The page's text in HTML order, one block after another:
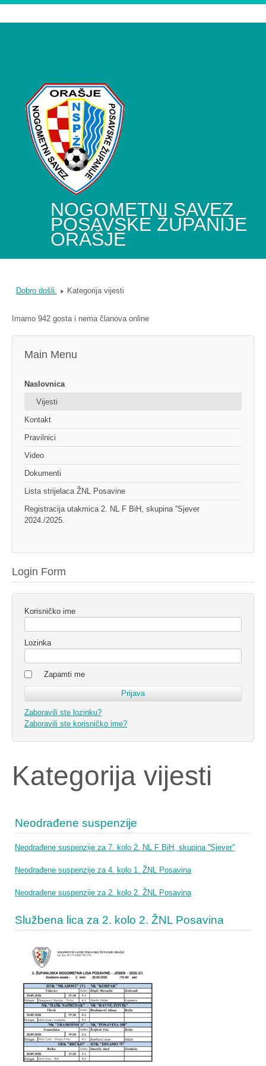
NOGOMETNI SAVEZ
POSAVSKE ŽUPANIJE
ORAŠJE
Dobro došli. Kategorija vijesti
Imamo 942 gosta i nema članova online
Main Menu
Naslovnica
Vijesti
Kontakt
Pravilnici
Video
Dokumenti
Lista strijelaca ŽNL Posavine
Registracija utakmica 2. NL F BiH, skupina ''Sjever
2024./2025.
Login Form
Korisničko ime
Lozinka
Zapamti me
Zaboravili ste lozinku?
Zaboravili ste korisničko ime?
Kategorija vijesti
Neodrađene suspenzije
Neodrađene suspenzije za 7. kolo 2. NL F BiH, skupina ''Sjever''
Neodrađene suspenzije za 4. kolo 1. ŽNL Posavina
Neodrađene suspenzije za 2. kolo 2. ŽNL Posavina
Službena lica za 2. kolo 2. ŽNL Posavina